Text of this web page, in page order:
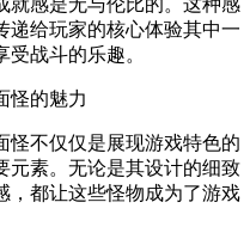
递给玩家的核心体验其中一
战斗的乐趣。
怪的魅力
怪不仅仅是展现游戏特色的
元素。无论是其设计的细致
，都让这些怪物成为了游戏